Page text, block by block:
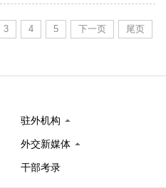
3 4 5 下一页
尾页
驻外机构
外交新媒体
干部考录